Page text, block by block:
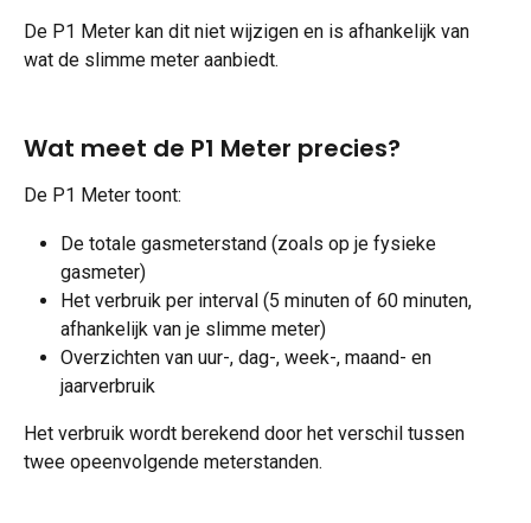
De P1 Meter kan dit niet wijzigen en is afhankelijk van
wat de slimme meter aanbiedt.
Wat meet de P1 Meter precies?
De P1 Meter toont:
De totale gasmeterstand (zoals op je fysieke
gasmeter)
Het verbruik per interval (5 minuten of 60 minuten,
afhankelijk van je slimme meter)
Overzichten van uur-, dag-, week-, maand- en
jaarverbruik
Het verbruik wordt berekend door het verschil tussen
twee opeenvolgende meterstanden.